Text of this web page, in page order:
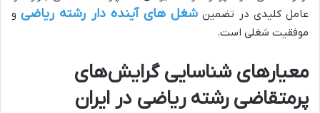
عامل کلیدی در تضمین شغل های آینده دار رشته ریاضیو
موفقیت شغلی است.
معیارهای شناسایی گرایش‌های
پرمتقاضی رشته ریاضی در ایران